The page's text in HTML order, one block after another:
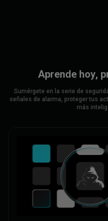
Aprende hoy,
Sumérgete en la serie de
señales de alarma, proteger tus
más